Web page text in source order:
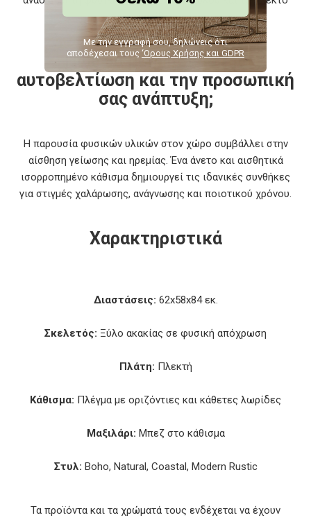
μοτίβο.
Πώς θα βοηθήσει στην
αυτοβελτίωση και την προσωπική
σας ανάπτυξη;
Η παρουσία φυσικών υλικών στον χώρο συμβάλλει στην
αίσθηση γείωσης και ηρεμίας. Ένα άνετο και αισθητικά
ισορροπημένο κάθισμα δημιουργεί τις ιδανικές συνθήκες
για στιγμές χαλάρωσης, ανάγνωσης και ποιοτικού χρόνου.
Χαρακτηριστικά
Διαστάσεις: 62x58x84 εκ.
Σκελετός: Ξύλο ακακίας σε φυσική απόχρωση
Πλάτη: Πλεκτή
Κάθισμα: Πλέγμα με οριζόντιες και κάθετες λωρίδες
Μαξιλάρι: Μπεζ στο κάθισμα
Στυλ: Boho, Natural, Coastal, Modern Rustic
Τα προϊόντα και τα χρώματά τους ενδέχεται να έχουν
Με την εγγραφή σου, δηλώνεις ότι
αποδέχεσαι τους ‘Ορους Χρήσης και GDPR